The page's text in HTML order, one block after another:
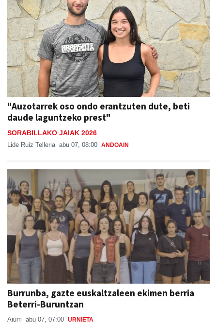
"Auzotarrek oso ondo erantzuten dute, beti
daude laguntzeko prest"
SORABILLAKO JAIAK 2026
Lide Ruiz Telleria abu 07, 08:00 ANDOAIN
Burrunba, gazte euskaltzaleen ekimen berria
Beterri-Buruntzan
Aiurri abu 07, 07:00 URNIETA